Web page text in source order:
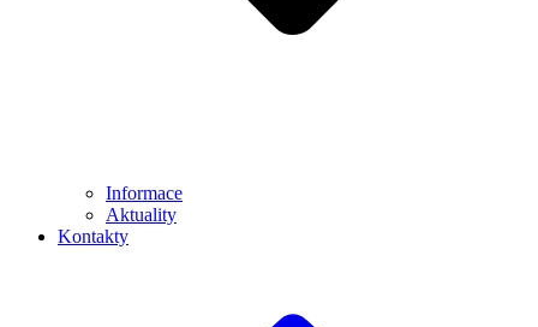
Informace
Aktuality
Kontakty